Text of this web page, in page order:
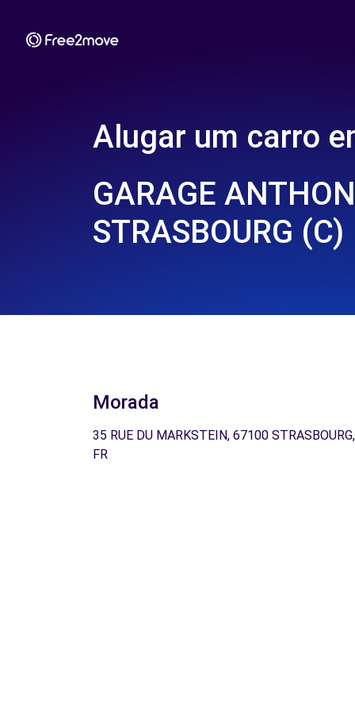
Alugar um carro
GARAGE
STRASBOURG (C)
Morada
35 RUE DU MARKSTEIN, 67100 STRASBOURG,
FR